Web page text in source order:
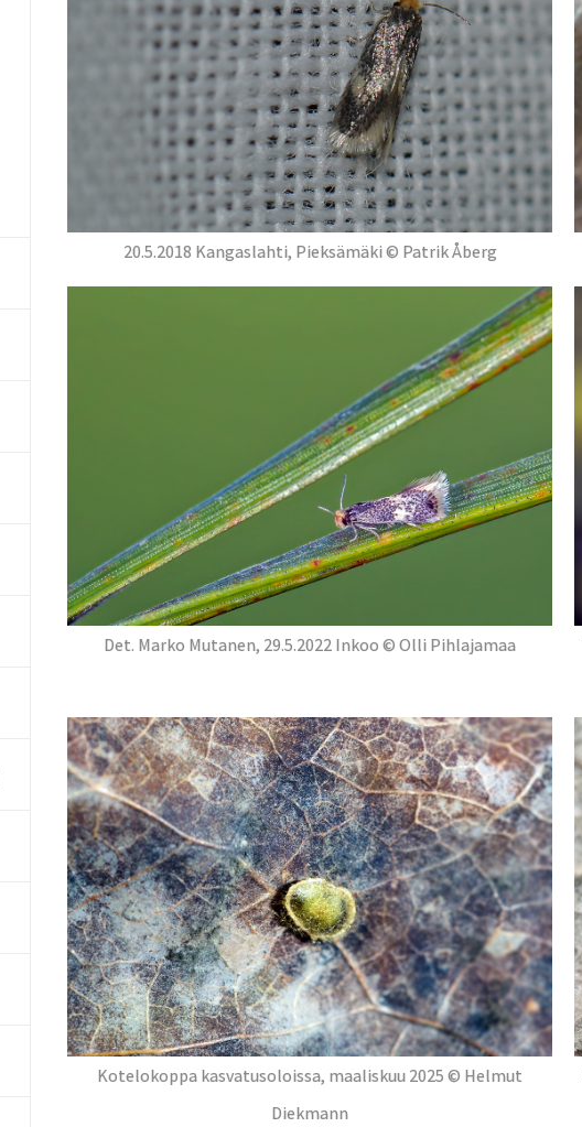
20.5.2018 Kangaslahti, Pieksämäki © Patrik Åberg
Det. Marko Mutanen, 29.5.2022 Inkoo © Olli Pihlajamaa
Kotelokoppa kasvatusoloissa, maaliskuu 2025 © Helmut
Diekmann